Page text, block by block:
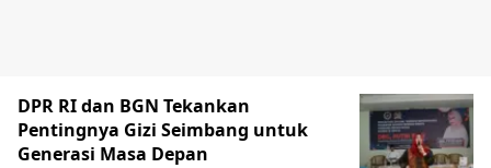
DPR RI dan BGN Tekankan
Pentingnya Gizi Seimbang untuk
Generasi Masa Depan